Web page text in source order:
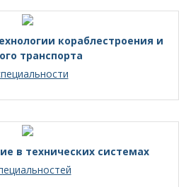
кораблестроения и
транспорта
в технических системах